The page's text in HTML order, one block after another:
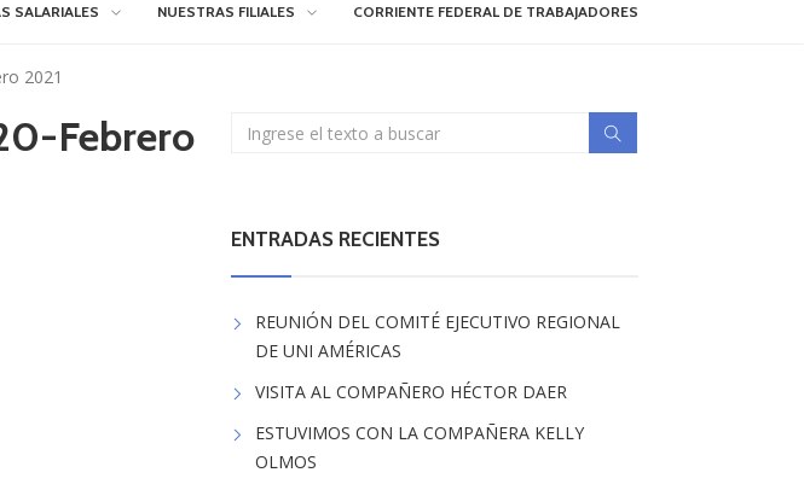
SALARIALES NUESTRAS FILIALES CORRIENTE FEDERAL DE TRABAJADORES
2021
Febrero
ENTRADAS RECIENTES
REUNIÓN DEL COMITÉ EJECUTIVO REGIONAL
DE UNI AMÉRICAS
VISITA AL COMPAÑERO HÉCTOR DAER
ESTUVIMOS CON LA COMPAÑERA KELLY
OLMOS